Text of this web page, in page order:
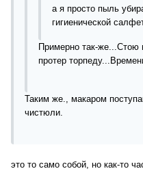
а я просто пыль
гигиенической
Примерно так-же...Стою
протер
Таким же., макаром
чистюли.
это то само собой, но как-то